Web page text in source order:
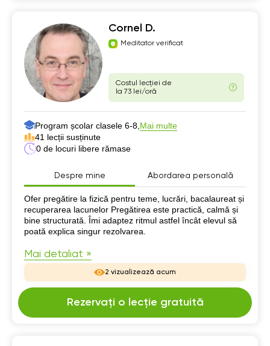
Cornel D.
Meditator verificat
Costul lecției de
la 73 lei/oră
Program școlar clasele 6-8, Mai multe
41 lecții susținute
0 de locuri libere rămase
Despre mine Abordarea personală
Despre mine
Ofer pregătire la fizică pentru teme, lucrări, bacalaureat și
recuperarea lacunelor Pregătirea este practică, calmă și
bine structurată. Îmi adaptez ritmul astfel încât elevul să
poată explica singur rezolvarea.
Mai detaliat »
2 vizualizează acum
Rezervați o lecție gratuită